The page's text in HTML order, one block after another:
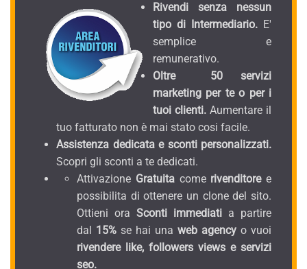
Rivendi senza nessun
tipo di Intermediario. E'
semplice e
remunerativo.
Oltre 50 servizi
marketing per te o per i
tuoi clienti. Aumentare il
tuo fatturato non è mai stato cosi facile.
Assistenza dedicata e sconti personalizzati.
Scopri gli sconti a te dedicati.
Attivazione Gratuitacomerivenditoree
possibilita di ottenere un clone del sito.
Ottieni ora Sconti immediati a partire
dal 15% se hai una web agency o vuoi
rivendere like, followers views e servizi
seo.